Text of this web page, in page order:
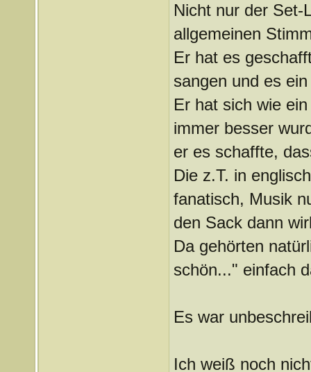
Nicht nur der Set-
allgemeinen
Er hat es
sangen und es
Er hat sich wie
immer besser
er es schaffte,
Die z.T. in
fanatisch, Musik
den Sack dann
Da gehörten
schön..." einfach
Es war
Ich weiß noch